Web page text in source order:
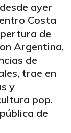
ayer
Costa
de
Argentina,
de
trae en
y
pop.
de